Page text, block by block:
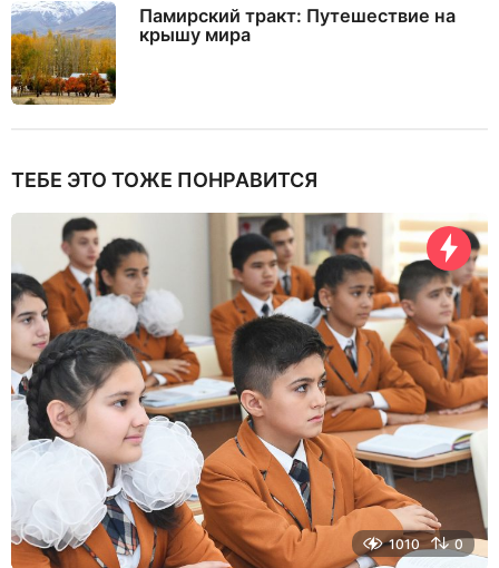
Памирский тракт: Путешествие на
крышу мира
ТЕБЕ ЭТО ТОЖЕ ПОНРАВИТСЯ
1010 0